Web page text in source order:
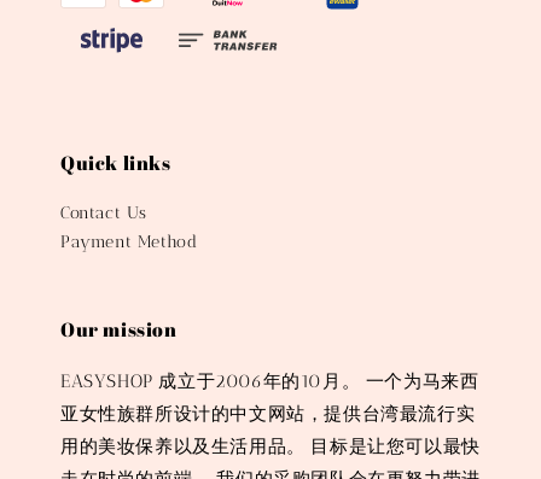
Quick links
Contact Us
Payment Method
Our mission
EASYSHOP 成立于2006年的10月。 一个为马来西
亚女性族群所设计的中文网站，提供台湾最流行实
用的美妆保养以及生活用品。 目标是让您可以最快